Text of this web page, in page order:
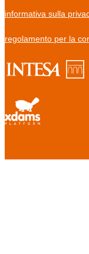
informativa sulla
regolamento per la